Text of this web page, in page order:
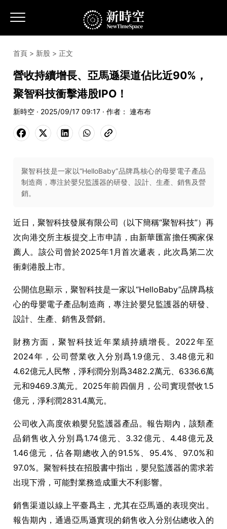
首頁 > 新股 > 正文
營收持續增長、亞馬遜渠道佔比近90%，
聚智科技衝擊港股IPO！
新時空 · 2025/09/17 09:17 · 作者： 連布布
聚智科技是一家以“HelloBaby”品牌爲核心的母嬰電子產品
制造商，專注於嬰兒監護器的研發、設計、生產、銷售及營
銷。
近日，聚智科技發展有限公司（以下簡稱“聚智科技”）再
次向港交所主板提交上市申請，由新華匯富擔任獨家保
薦人。該公司曾於2025年1月首次遞表，此次爲第二次
衝刺港股上市。
公開信息顯示，聚智科技是一家以“HelloBaby”品牌爲核
心的母嬰電子產品制造商，專注於嬰兒監護器的研發、
設計、生產、銷售及營銷。
財務方面，聚智科技近年業績持續增長。2022年至
2024年，公司營業收入分別爲1.9億元、3.48億元和
4.62億元人民幣，淨利潤分別爲3482.2萬元、6336.6萬
元和9469.3萬元。2025年前四個月，公司實現營收1.5
億元，淨利潤2831.4萬元。
公司收入高度依賴嬰兒監護器產品。報告期內，該類產
品銷售收入分別爲1.74億元、3.32億元、4.48億元及
1.46億元，佔各期總收入的91.5%、95.4%、97.0%和
97.0%。聚智科技在招股書中指出，嬰兒監護器的需求若
出現下滑，可能對業務造成重大不利影響。
銷售渠道以線上平臺爲主，尤其在亞馬遜的表現突出。
報告期內，通過亞馬遜實現的銷售收入分別佔總收入的